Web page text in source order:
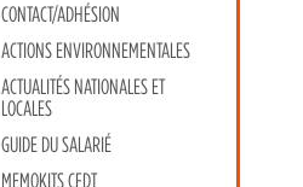
CONTACT/ADHÉSION
ACTIONS ENVIRONNEMENTALES
ACTUALITÉS NATIONALES ET
LOCALES
GUIDE DU SALARIÉ
MEMOKITS CFDT